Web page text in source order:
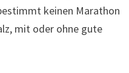
keinen Marathon
mit oder ohne gute